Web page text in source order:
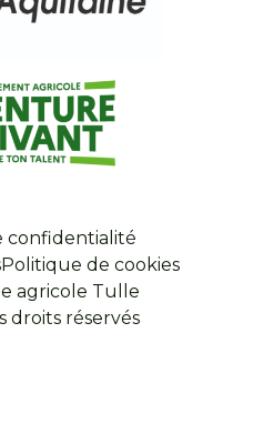
agricole Tulle
droits réservés
confidentialité
Politique de cookies